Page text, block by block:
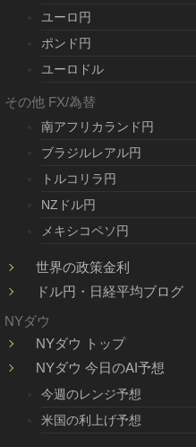
ユーロ円
ポンド円
ユーロドル
その他 FX/為替
南アフリカランド円
ブラジルレアル円
トルコリラ円
NZドル円
メキシコペソ円
世界の政策金利
ドル円・日経平均ブログ
NYダウ
NYダウ トップ
NYダウ 今日のAI予想
今週のレンジ予想
米国の利上げ予想